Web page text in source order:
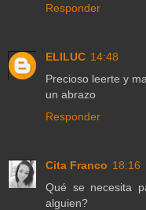
Responder
ELILUC 14:48
Precioso leerte y
un abrazo
Responder
Cita Franco 18:16
Qué se necesita
alguien?